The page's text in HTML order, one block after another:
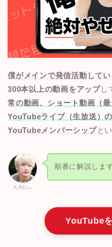
僕がメインで発信活動して
300本以上の動画をアップし
常の動画、ショート動画（最
YouTubeライブ（生放送）
YouTubeメンバーシップと
たろにぃ
順番に解説しま
YouTube